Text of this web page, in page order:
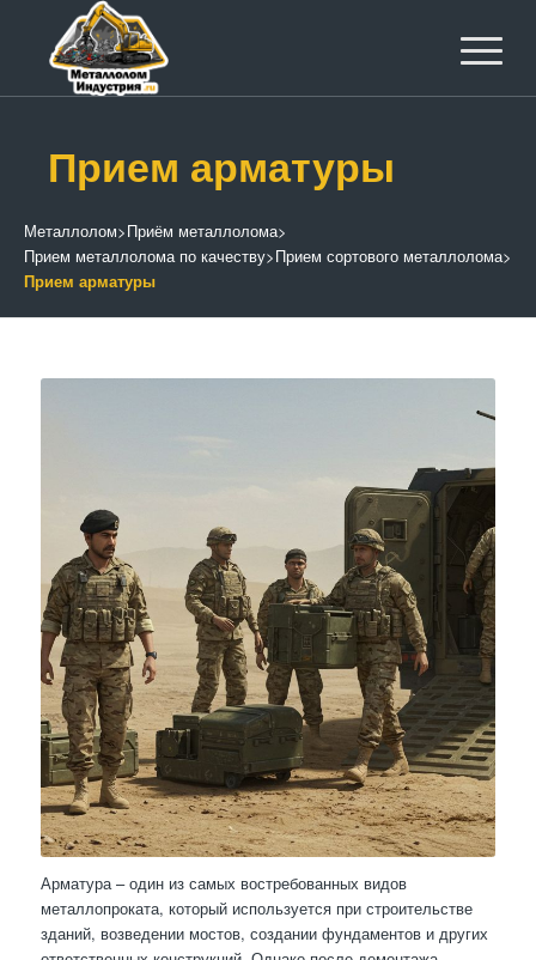
Прием арматуры
Металлолом>Приём металлолома>
Прием металлолома по качеству>Прием сортового металлолома>
Прием арматуры
Арматура – один из самых востребованных видов
металлопроката, который используется при строительстве
зданий, возведении мостов, создании фундаментов и других